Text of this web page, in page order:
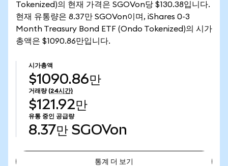
Tokenized)의 현재 가격은 SGOVon당 $130.38입니다.
현재 유통량은 8.37만 SGOVon이며, iShares 0-3
Month Treasury Bond ETF (Ondo Tokenized)의 시가
총액은 $1090.86만입니다.
시가총액
$1090.86만
거래량 (24시간)
$121.92만
유통 중인 공급량
8.37만 SGOVon
통계 더 보기